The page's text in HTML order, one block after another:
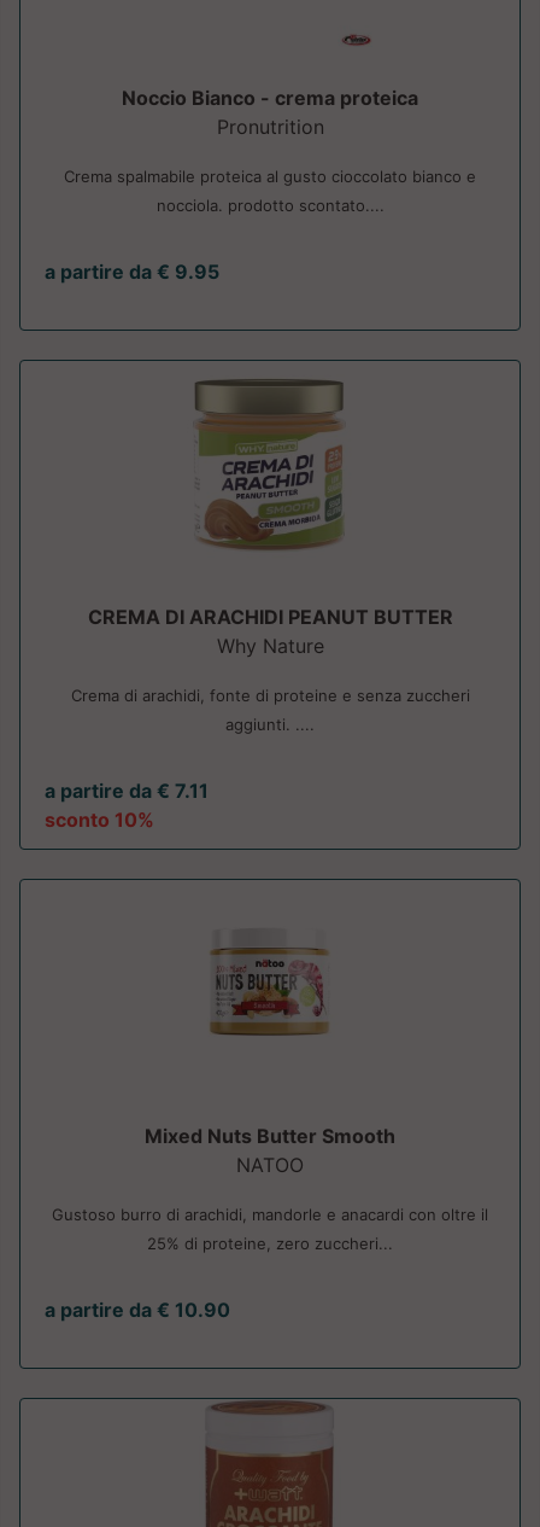
Noccio Bianco - crema proteica
Pronutrition
Crema spalmabile proteica al gusto cioccolato bianco e
nocciola. prodotto scontato....
a partire da € 9.95
CREMA DI ARACHIDI PEANUT BUTTER
Why Nature
Crema di arachidi, fonte di proteine e senza zuccheri
aggiunti. ....
a partire da € 7.11
sconto 10%
Mixed Nuts Butter Smooth
NATOO
Gustoso burro di arachidi, mandorle e anacardi con oltre il
25% di proteine, zero zuccheri...
a partire da € 10.90